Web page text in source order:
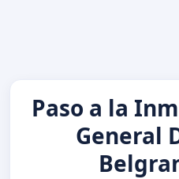
Paso a la
General